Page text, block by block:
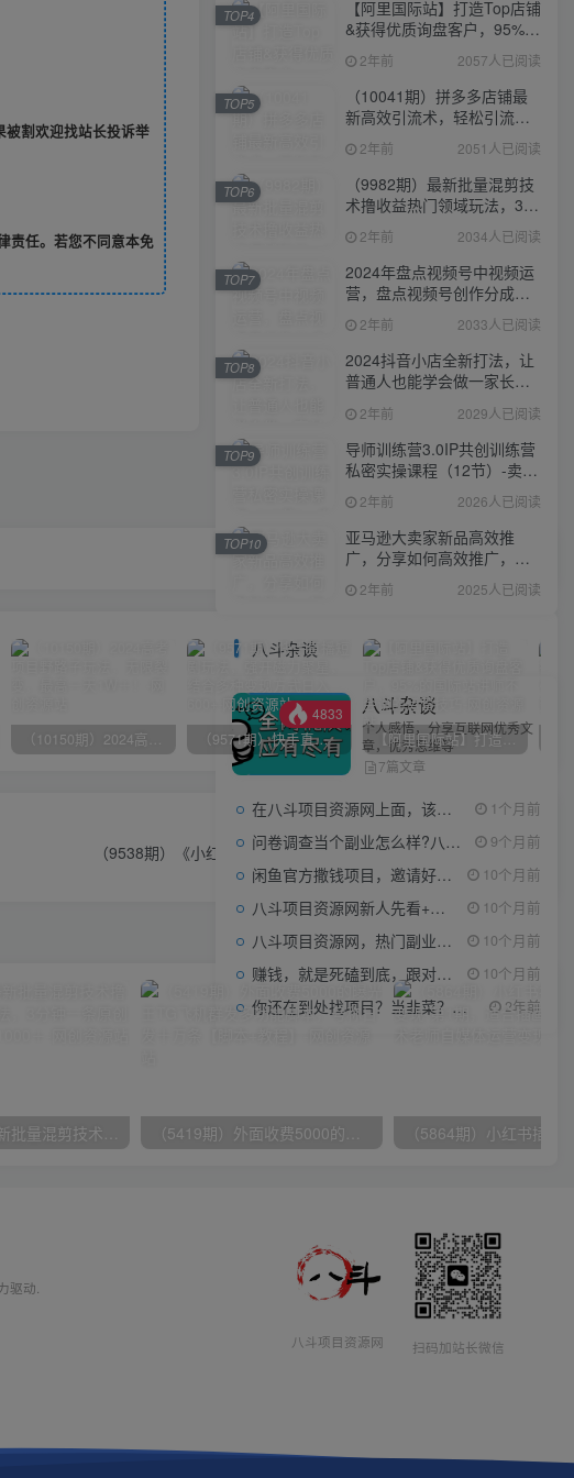
割欢迎找站长投诉举
责任。若您不同意本免
（10150期）2024高考项目野路子玩法，无限裂变，最高一天1W＋！ （9571期）快手直播短剧玩法，强开磁力聚星，结合多种变现方式日入600+ 【阿里国际站】打造Top店铺&获得优质询盘客户，​95%的国际站讲师不会说的运营技巧
下一篇
（9538期）《小红书图文矩阵引流法》 10分钟-条 ，一天引流50+
（9982期）最新批量混剪技术撸收益热门领域玩法，3分钟一条原创视频，轻松日入1000＋ （5419期）外面收费5000的曝光王TG飞机群发多功能脚本，号称日发十万条【脚本+教程】
【阿里国际站】打造Top店铺
&获得优质询盘客户，​95%的
国际站讲师不会说的运营技
巧 2年前 2057人已阅读
TOP4
（10041期）拼多多店铺最
新高效引流术，轻松引流
400+创业粉，精准日变现五
位数！
2年前 2051人已阅读
TOP5
（9982期）最新批量混剪技
术撸收益热门领域玩法，3分
钟一条原创视频，轻松日入
1000＋
2年前 2034人已阅读
TOP6
2024年盘点视频号中视频运
营，盘点视频号创作分成计
划，快速过原创日入300+
2年前 2033人已阅读
TOP7
2024抖音小店全新打法，让
普通人也能学会做一家长久
稳定赚钱的抖店
2年前 2029人已阅读
TOP8
导师训练营3.0IP共创训练营
私密实操课程（12节）-卖项
目的密码成功秘诀
2年前 2026人已阅读
TOP9
亚马逊大卖家新品高效推
广，分享如何高效推广，打
造百万美金爆款单品
2年前 2025人已阅读
TOP10
八斗杂谈
4833 八斗杂谈
个人感悟，分享互联网优秀文
章，优秀思维等
7篇文章
在八斗项目资源网上面，该看什么类型的赚钱项目 1个月前
问卷调查当个副业怎么样?八斗告诉你 9个月前
闲鱼官方撒钱项目，邀请好友领现金，单价1-8元，0成本可以当个小副业 10个月前
八斗项目资源网新人先看+领取【0撸小项目+互联网工具箱】 10个月前
八斗项目资源网，热门副业项目任你选，每日持续更新 10个月前
赚钱，就是死磕到底，跟对人做对事。 10个月前
你还在到处找项目？当韭菜？我靠项目资源网也能月如过万。 2年前
驱动.
八斗项目资源网 扫码加站长微信